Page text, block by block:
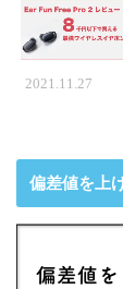
2021.11.27
偏差値を上